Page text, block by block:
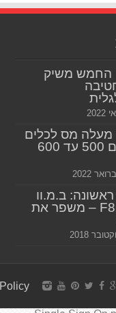
החמש משיק
מעלה מס לכלים
בנפחים 500 עד 600
ב.מ.וו
F850GS – משפר את